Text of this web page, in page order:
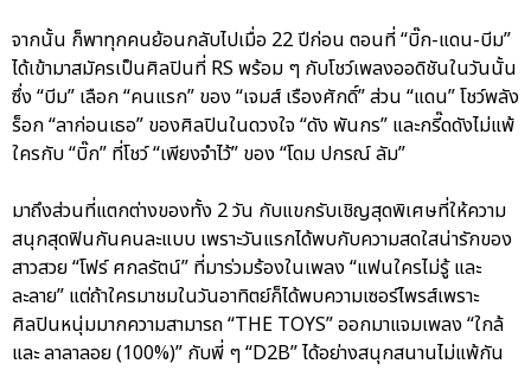
จากนั้น ก็พาทุกคนย้อนกลับไปเมื่อ 22 ปีก่อน ตอนที่ “บิ๊ก-แดน-บีม”
ได้เข้ามาสมัครเป็นศิลปินที่ RS พร้อม ๆ กับโชว์เพลงออดิชันในวันนั้น
ซึ่ง “บีม” เลือก “คนแรก” ของ “เจมส์ เรืองศักดิ์” ส่วน “แดน” โชว์พลัง
ร็อก “ลาก่อนเธอ” ของศิลปินในดวงใจ “ดัง พันกร” และกรี๊ดดังไม่แพ้
ใครกับ “บิ๊ก” ที่โชว์ “เพียงจำไว้” ของ “โดม ปกรณ์ ลัม”
มาถึงส่วนที่แตกต่างของทั้ง 2 วัน กับแขกรับเชิญสุดพิเศษที่ให้ความ
สนุกสุดฟินกันคนละแบบ เพราะวันแรกได้พบกับความสดใสน่ารักของ
สาวสวย “โฟร์ ศกลรัตน์” ที่มาร่วมร้องในเพลง “แฟนใครไม่รู้ และ
ละลาย” แต่ถ้าใครมาชมในวันอาทิตย์ก็ได้พบความเซอร์ไพรส์เพราะ
ศิลปินหนุ่มมากความสามารถ “THE TOYS” ออกมาแจมเพลง “ใกล้
และ ลาลาลอย (100%)” กับพี่ ๆ “D2B” ได้อย่างสนุกสนานไม่แพ้กัน